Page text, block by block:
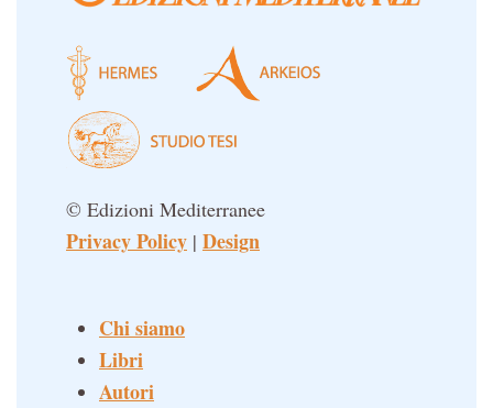
© Edizioni Mediterranee
Privacy Policy | Design
Chi siamo
Libri
Autori